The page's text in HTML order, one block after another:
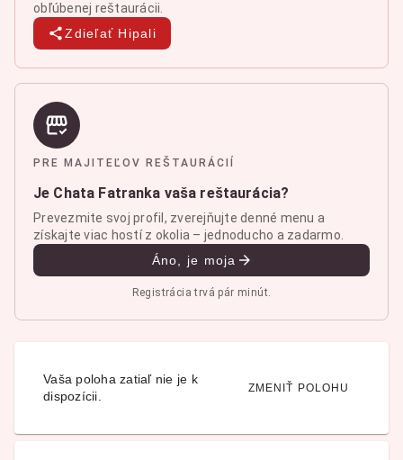
obľúbenej reštaurácii.
Zdieľať Hipali
PRE MAJITEĽOV REŠTAURÁCIÍ
Je Chata Fatranka vaša reštaurácia?
Prevezmite svoj profil, zverejňujte denné menu a
získajte viac hostí z okolia – jednoducho a zadarmo.
Áno, je moja
Registrácia trvá pár minút.
Vaša poloha zatiaľ nie je k
dispozícii.
ZMENIŤ POLOHU